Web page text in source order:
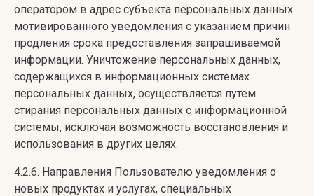
оператором в адрес субъекта персональных данных
мотивированного уведомления с указанием причин
продления срока предоставления запрашиваемой
информации. Уничтожение персональных данных,
содержащихся в информационных системах
персональных данных, осуществляется путем
стирания персональных данных с информационной
системы, исключая возможность восстановления и
использования в других целях.
4.2.6. Направления Пользователю уведомления о
новых продуктах и услугах, специальных